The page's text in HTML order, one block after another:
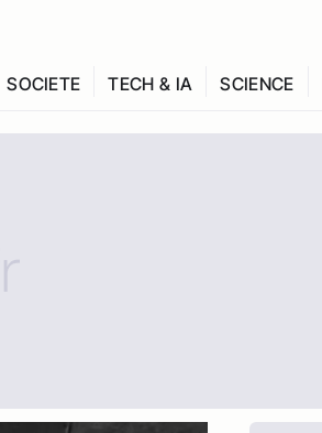
SOCIETE TECH & IA SCIENCE